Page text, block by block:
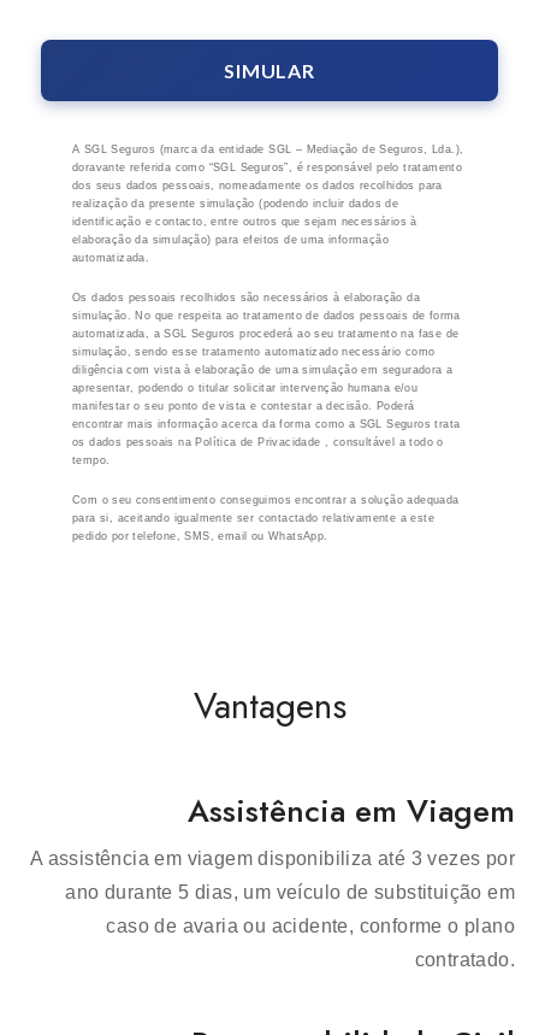
A SGL Seguros (marca da entidade SGL – Mediação de Seguros, Lda.),
doravante referida como “SGL Seguros”, é responsável pelo tratamento
dos seus dados pessoais, nomeadamente os dados recolhidos para
realização da presente simulação (podendo incluir dados de
identificação e contacto, entre outros que sejam necessários à
elaboração da simulação) para efeitos de uma informação
automatizada.
Os dados pessoais recolhidos são necessários à elaboração da
simulação. No que respeita ao tratamento de dados pessoais de forma
automatizada, a SGL Seguros procederá ao seu tratamento na fase de
simulação, sendo esse tratamento automatizado necessário como
diligência com vista à elaboração de uma simulação em seguradora a
apresentar, podendo o titular solicitar intervenção humana e/ou
manifestar o seu ponto de vista e contestar a decisão. Poderá
encontrar mais informação acerca da forma como a SGL Seguros trata
os dados pessoais na Política de Privacidade , consultável a todo o
tempo.
Com o seu consentimento conseguimos encontrar a solução adequada
para si, aceitando igualmente ser contactado relativamente a este
pedido por telefone, SMS, email ou WhatsApp.
Vantagens
Assistência em Viagem
A assistência em viagem disponibiliza até 3 vezes por
ano durante 5 dias, um veículo de substituição em
caso de avaria ou acidente, conforme o plano
contratado.